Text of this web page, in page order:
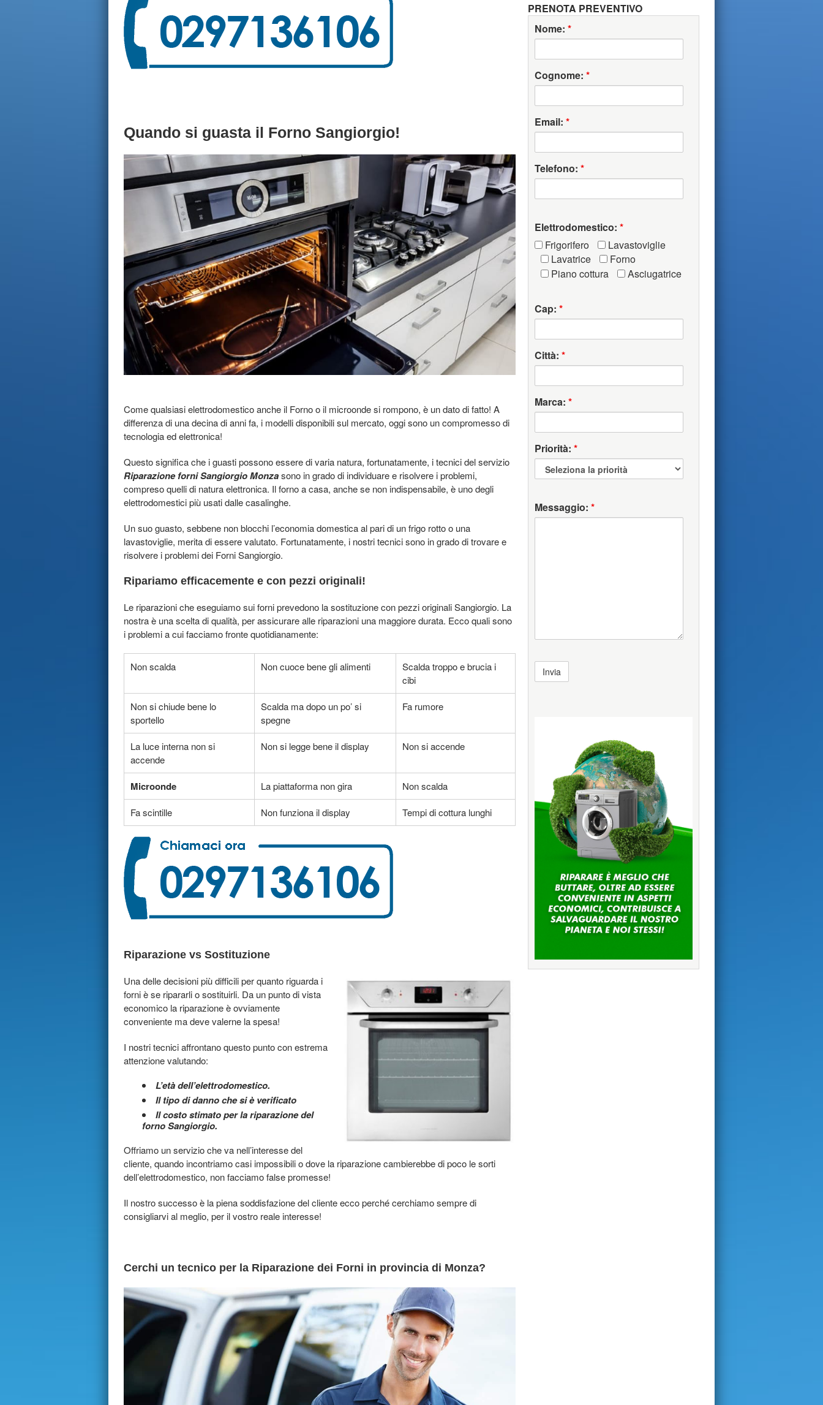
Quando si guasta il Forno Sangiorgio!
Come qualsiasi elettrodomestico anche il Forno o il microonde si rompono, è un dato di fatto! A
differenza di una decina di anni fa, i modelli disponibili sul mercato, oggi sono un compromesso di
tecnologia ed elettronica!
Questo significa che i guasti possono essere di varia natura, fortunatamente, i tecnici del servizio
Riparazione forni Sangiorgio Monzasono in grado di individuare e risolvere i problemi,
compreso quelli di natura elettronica. Il forno a casa, anche se non indispensabile, è uno degli
elettrodomestici più usati dalle casalinghe.
Un suo guasto, sebbene non blocchi l’economia domestica al pari di un frigo rotto o una
lavastoviglie, merita di essere valutato. Fortunatamente, i nostri tecnici sono in grado di trovare e
risolvere i problemi dei Forni Sangiorgio.
Ripariamo efficacemente e con pezzi originali!
Le riparazioni che eseguiamo sui forni prevedono la sostituzione con pezzi originali Sangiorgio. La
nostra è una scelta di qualità, per assicurare alle riparazioni una maggiore durata. Ecco quali sono
i problemi a cui facciamo fronte quotidianamente:
Non scalda Non cuoce bene gli alimenti
Scalda troppo e brucia i
cibi
Non si chiude bene lo
sportello
Scalda ma dopo un po’ si
spegne
Fa rumore
La luce interna non si
accende
Non si legge bene il display Non si accende
Microonde La piattaforma non gira Non scalda
Fa scintille Non funziona il display Tempi di cottura lunghi
Riparazione vs Sostituzione
Una delle decisioni più difficili per quanto riguarda i
forni è se ripararli o sostituirli. Da un punto di vista
economico la riparazione è ovviamente
conveniente ma deve valerne la spesa!
I nostri tecnici affrontano questo punto con estrema
attenzione valutando:
L’età dell’elettrodomestico.
Il tipo di danno che si è verificato
Il costo stimato per la riparazione del
forno Sangiorgio.
Offriamo un servizio che va nell’interesse del
cliente, quando incontriamo casi impossibili o dove la riparazione cambierebbe di poco le sorti
dell’elettrodomestico, non facciamo false promesse!
Il nostro successo è la piena soddisfazione del cliente ecco perché cerchiamo sempre di
consigliarvi al meglio, per il vostro reale interesse!
Cerchi un tecnico per la Riparazione dei Forni in provincia di Monza?
PRENOTA PREVENTIVO
Nome: *
Cognome: *
Email: *
Telefono: *
Elettrodomestico: *
Frigorifero
Lavastoviglie
Lavatrice
Forno
Piano cottura
Asciugatrice
Cap: *
Città: *
Marca: *
Priorità: *
Messaggio: *